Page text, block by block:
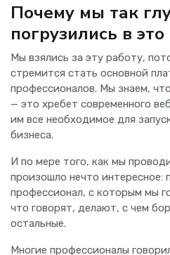
Почему мы так
погрузились в
Мы взялись за эту работу,
стремится стать основной
профессионалов. Мы знаем,
— это хребет современного
им все необходимое для
бизнеса.
И по мере того, как мы
произошло нечто интересное:
профессионал, с которым мы
что говорят, делают, с чем
остальные.
Многие профессионалы